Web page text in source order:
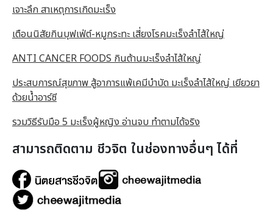
เจาะลึก สาเหตุการเกิดมะเร็ง
เตือนนิสัยกินบุฟเฟ่ต์-หมูกระทะ เสี่ยงโรคมะเร็งลำไส้ใหญ่
ANTI CANCER FOODS กินต้านมะเร็งลำไส้ใหญ่
ประสบการณ์สุขภาพ สู้อาการแพ้เคมีบำบัด มะเร็งลำไส้ใหญ่ เยียวยา
ด้วยน้ำอาร์ซี
รวมวิธีรับมือ 5 มะเร็งผู้หญิง อ่านจบ ทำตามได้จริง
สามารถติดตาม ชีวจิต ในช่องทางอื่นๆ ได้ที่